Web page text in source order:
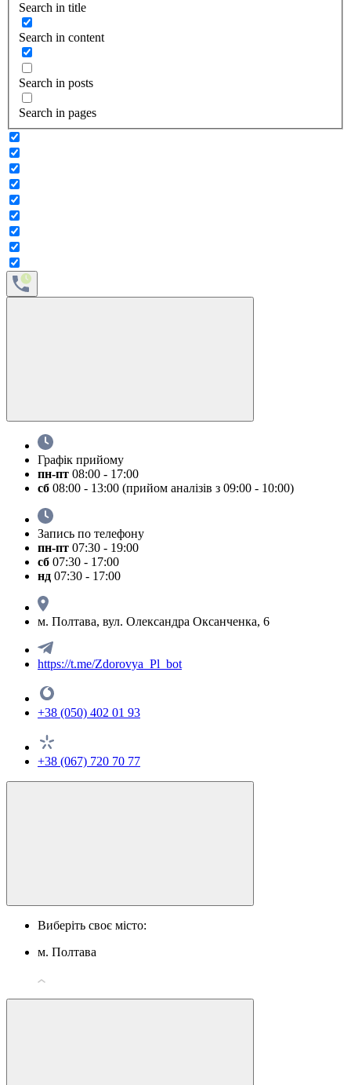
Search in title
Search in content
Search in posts
Search in pages
Графік прийому
пн-пт 08:00 - 17:00
сб 08:00 - 13:00 (прийом аналізів з 09:00 - 10:00)
Запись по телефону
пн-пт 07:30 - 19:00
сб 07:30 - 17:00
нд 07:30 - 17:00
м. Полтава, вул. Олександра Оксанченка, 6
https://t.me/Zdorovya_Pl_bot
+38 (050) 402 01 93
+38 (067) 720 70 77
Виберіть своє місто:
м. Полтава